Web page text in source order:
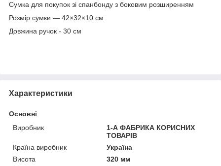
Сумка для покупок зі спанбонду з боковим розширенням
Розмір сумки — 42×32×10 см
Довжина ручок - 30 см
Характеристики
Основні
Виробник
1-А ФАБРИКА КОРИСНИХ
ТОВАРІВ
Країна виробник
Україна
Висота
320 мм